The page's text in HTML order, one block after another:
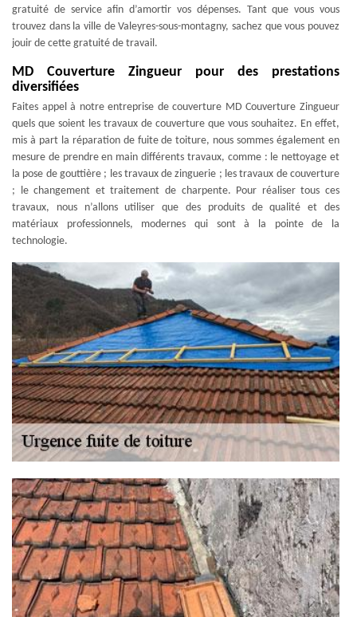
gratuité de service afin d’amortir vos dépenses. Tant que vous vous
trouvez dans la ville de Valeyres-sous-montagny, sachez que vous pouvez
jouir de cette gratuité de travail.
MD Couverture Zingueur pour des prestations
diversifiées
Faites appel à notre entreprise de couverture MD Couverture Zingueur
quels que soient les travaux de couverture que vous souhaitez. En effet,
mis à part la réparation de fuite de toiture, nous sommes également en
mesure de prendre en main différents travaux, comme : le nettoyage et
la pose de gouttière ; les travaux de zinguerie ; les travaux de couverture
; le changement et traitement de charpente. Pour réaliser tous ces
travaux, nous n’allons utiliser que des produits de qualité et des
matériaux professionnels, modernes qui sont à la pointe de la
technologie.